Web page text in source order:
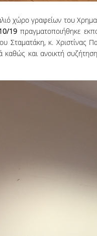
χώρο γραφείων του
19πραγματοποιήθηκε
Σταματάκη, κ. Χριστίνας
και ανοικτή